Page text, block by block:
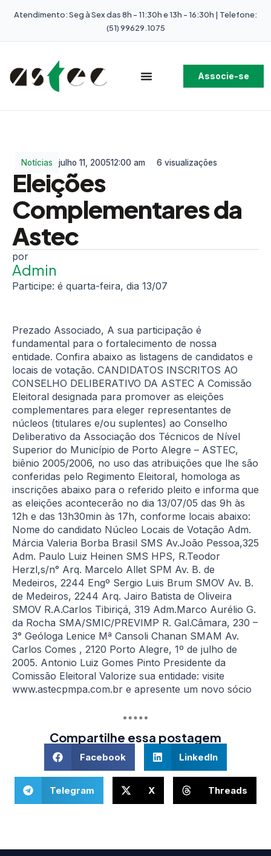
Atendimento: Seg à Sex das 8h - 11:30h e 13h - 16:30h | Telefone:
(51) 99629.1075
Associe-se
Notícias julho 11, 200512:00 am 6 visualizações
Eleições
Complementares da
Astec
Admin
Participe: é quarta-feira, dia 13/07
Prezado Associado, A sua participação é
fundamental para o fortalecimento de nossa
entidade. Confira abaixo as listagens de candidatos e
locais de votação. CANDIDATOS INSCRITOS AO
CONSELHO DELIBERATIVO DA ASTEC A Comissão
Eleitoral designada para promover as eleições
complementares para eleger representantes de
núcleos (titulares e/ou suplentes) ao Conselho
Deliberativo da Associação dos Técnicos de Nível
Superior do Município de Porto Alegre – ASTEC,
biênio 2005/2006, no uso das atribuições que lhe são
conferidas pelo Regimento Eleitoral, homologa as
inscrições abaixo para o referido pleito e informa que
as eleições acontecerão no dia 13/07/05 das 9h às
12h e das 13h30min às 17h, conforme locais abaixo:
Nome do candidato Núcleo Locais de Votação Adm.
Márcia Valeria Borba Brasil SMS Av.João Pessoa,325
Adm. Paulo Luiz Heinen SMS HPS, R.Teodor
Herzl,s/n° Arq. Marcelo Allet SPM Av. B. de
Medeiros, 2244 Engº Sergio Luis Brum SMOV Av. B.
de Medeiros, 2244 Arq. Jairo Batista de Oliveira
SMOV R.A.Carlos Tibiriçá, 319 Adm.Marco Aurélio G.
da Rocha SMA/SMIC/PREVIMP R. Gal.Câmara, 230 –
3° Geóloga Lenice Mª Cansoli Chanan SMAM Av.
Carlos Comes , 2120 Porto Alegre, 1º de julho de
2005. Antonio Luiz Gomes Pinto Presidente da
Comissão Eleitoral Valorize sua entidade: visite
www.astecpmpa.com.br e apresente um novo sócio
Compartilhe essa postagem
Facebook LinkedIn
Telegram X Threads